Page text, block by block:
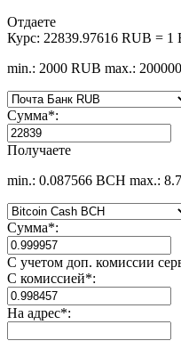
Отдаете
Курс: 22839.97616 RUB = 1
min.: 2000 RUB max.:
Сумма*:
Получаете
min.: 0.087566 BCH max.:
Сумма*:
С учетом доп. комиссии
С комиссией*:
На адрес*: